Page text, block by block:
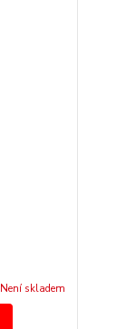
Není skladem